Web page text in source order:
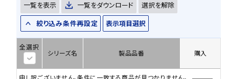
一覧を表示 一覧をダウンロード
選択を解除
絞り込み条件再設定
表示項目選択
全選択
シリーズ名 製品品番 購入